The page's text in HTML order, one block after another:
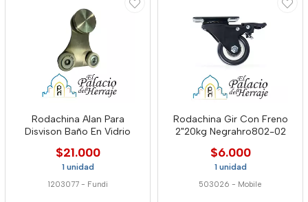
Rodachina Alan Para
Disvison Baño En Vidrio
$21.000
1 unidad
1203077 - Fundi
Rodachina Gir Con Freno
2"20kg Negrahro802-02
$6.000
1 unidad
503026 - Mobile